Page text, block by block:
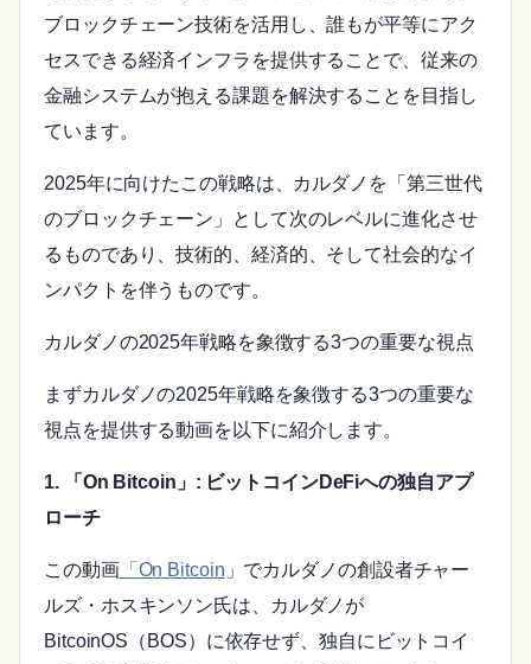
ブロックチェーン技術を活用し、誰もが平等にアク
セスできる経済インフラを提供することで、従来の
金融システムが抱える課題を解決することを目指し
ています。
2025年に向けたこの戦略は、カルダノを「第三世代
のブロックチェーン」として次のレベルに進化させ
るものであり、技術的、経済的、そして社会的なイ
ンパクトを伴うものです。
カルダノの2025年戦略を象徴する3つの重要な視点
まずカルダノの2025年戦略を象徴する3つの重要な
視点を提供する動画を以下に紹介します。
1. 「On Bitcoin」: ビットコインDeFiへの独自アプ
ローチ
この動画「 On Bitcoin 」でカルダノの創設者チャー
ルズ・ホスキンソン氏は、カルダノが
BitcoinOS（BOS）に依存せず、独自にビットコイ